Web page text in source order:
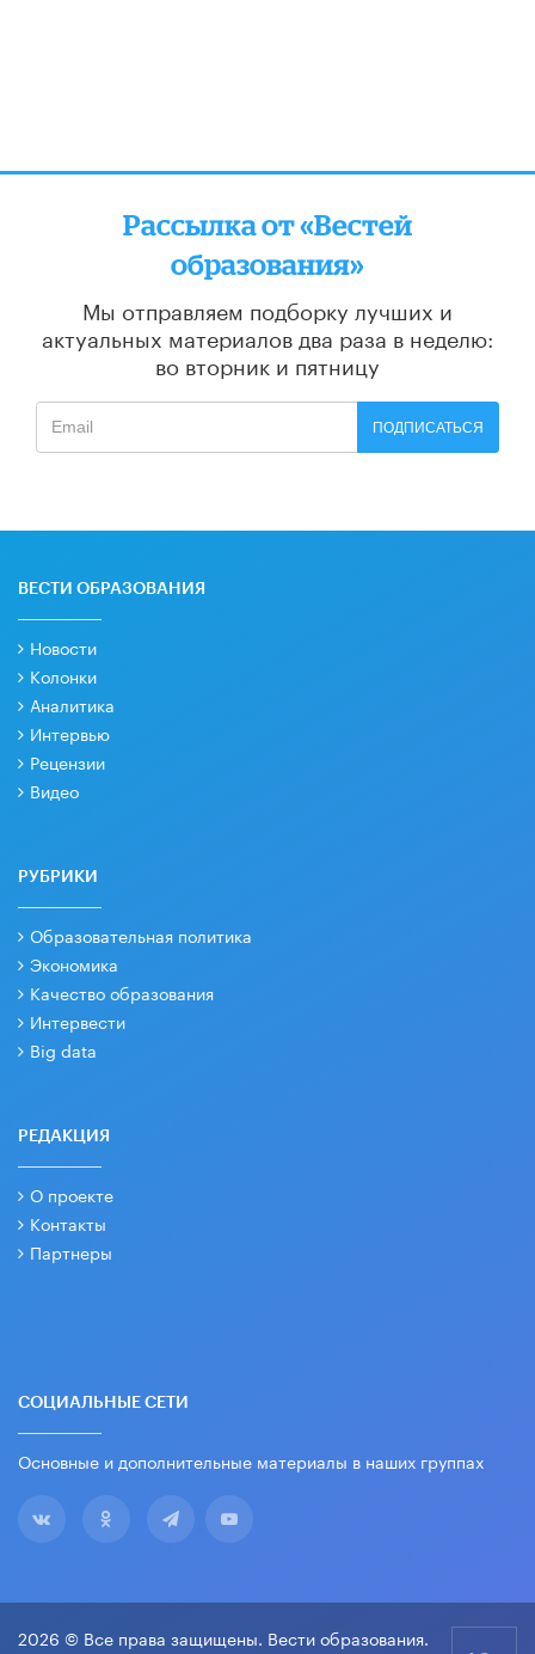
Рассылка от «Вестей
образования»
Мы отправляем подборку лучших и
актуальных материалов два раза в неделю:
во вторник и пятницу
ПОДПИСАТЬСЯ
ВЕСТИ ОБРАЗОВАНИЯ
Новости
Колонки
Аналитика
Интервью
Рецензии
Видео
РУБРИКИ
Образовательная политика
Экономика
Качество образования
Интервести
Big data
РЕДАКЦИЯ
О проекте
Контакты
Партнеры
СОЦИАЛЬНЫЕ СЕТИ
Основные и дополнительные материалы в наших группах
2026 © Все права защищены. Вести образования.